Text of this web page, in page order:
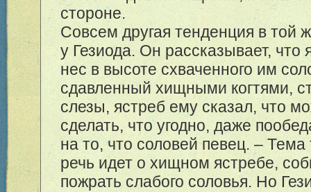
стороне.
Совсем другая тенденция в той
у Гезиода. Он рассказывает, что
нес в высоте схваченного им
сдавленный хищными когтями,
слезы, ястреб ему сказал, что
сделать, что угодно, даже
на то, что соловей певец. –
речь идет о хищном ястребе,
пожрать слабого соловья. Но